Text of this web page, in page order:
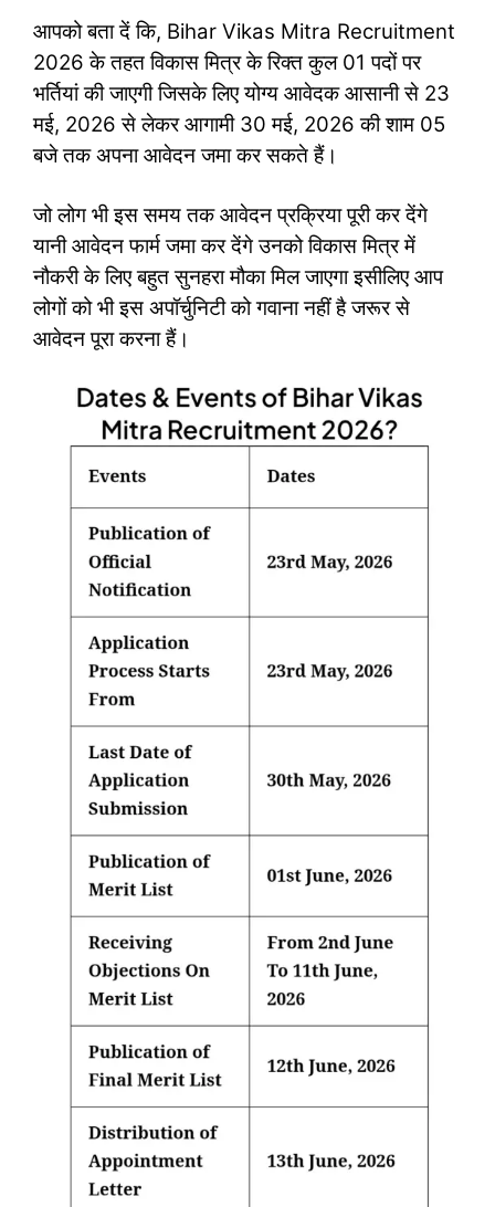
आपको बता दें कि, Bihar Vikas Mitra Recruitment
2026 के तहत विकास मित्र के रिक्त कुल 01 पदों पर
भर्तियां की जाएगी जिसके लिए योग्य आवेदक आसानी से 23
मई, 2026 से लेकर आगामी 30 मई, 2026 की शाम 05
बजे तक अपना आवेदन जमा कर सकते हैं।
जो लोग भी इस समय तक आवेदन प्रक्रिया पूरी कर देंगे
यानी आवेदन फार्म जमा कर देंगे उनको विकास मित्र में
नौकरी के लिए बहुत सुनहरा मौका मिल जाएगा इसीलिए आप
लोगों को भी इस अपॉर्चुनिटी को गवाना नहीं है जरूर से
आवेदन पूरा करना हैं।